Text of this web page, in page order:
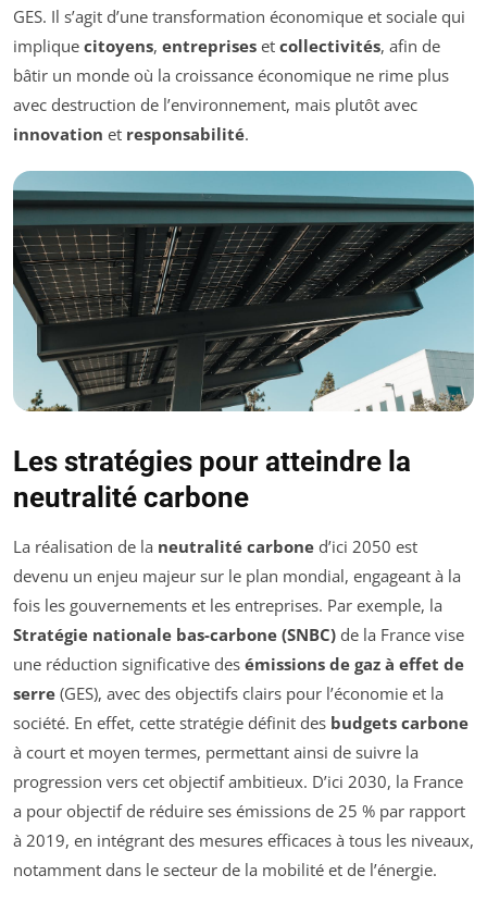
GES. Il s’agit d’une transformation économique et sociale qui
implique citoyens, entreprises et collectivités, afin de
bâtir un monde où la croissance économique ne rime plus
avec destruction de l’environnement, mais plutôt avec
innovation et responsabilité.
Les stratégies pour atteindre la
neutralité carbone
La réalisation de la neutralité carbone d’ici 2050 est
devenu un enjeu majeur sur le plan mondial, engageant à la
fois les gouvernements et les entreprises. Par exemple, la
Stratégie nationale bas-carbone (SNBC) de la France vise
une réduction significative des émissions de gaz à effet de
serre (GES), avec des objectifs clairs pour l’économie et la
société. En effet, cette stratégie définit des budgets carbone
à court et moyen termes, permettant ainsi de suivre la
progression vers cet objectif ambitieux. D’ici 2030, la France
a pour objectif de réduire ses émissions de 25 % par rapport
à 2019, en intégrant des mesures efficaces à tous les niveaux,
notamment dans le secteur de la mobilité et de l’énergie.